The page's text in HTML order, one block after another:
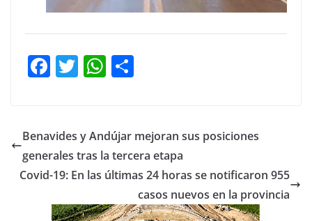
F
e
b
o
o
T
er
W
s
A
p
p
p
ar
tir
Benavides y Andújar mejoran sus posiciones
generales tras la tercera etapa
Covid-19: En las últimas 24 horas se notificaron 955
casos nuevos en la provincia